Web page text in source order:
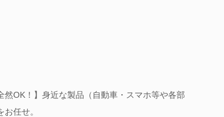
OK！】身近な製品（自動車・スマホ等や各部
任せ。